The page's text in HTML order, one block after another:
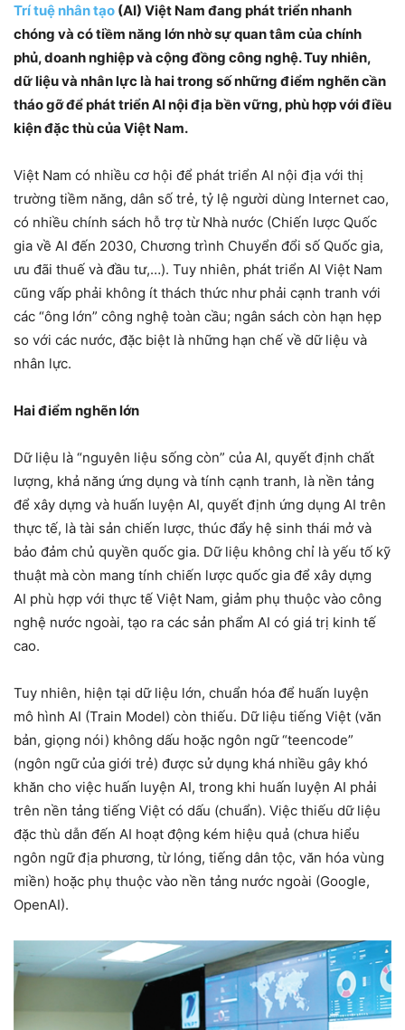
Trí tuệ nhân tạo (AI) Việt Nam đang phát triển nhanh
chóng và có tiềm năng lớn nhờ sự quan tâm của chính
phủ, doanh nghiệp và cộng đồng công nghệ. Tuy nhiên,
dữ liệu và nhân lực là hai trong số những điểm nghẽn cần
tháo gỡ để phát triển AI nội địa bền vững, phù hợp với điều
kiện đặc thù của Việt Nam.
Việt Nam có nhiều cơ hội để phát triển AI nội địa với thị
trường tiềm năng, dân số trẻ, tỷ lệ người dùng Internet cao,
có nhiều chính sách hỗ trợ từ Nhà nước (Chiến lược Quốc
gia về AI đến 2030, Chương trình Chuyển đổi số Quốc gia,
ưu đãi thuế và đầu tư,…). Tuy nhiên, phát triển AI Việt Nam
cũng vấp phải không ít thách thức như phải cạnh tranh với
các “ông lớn” công nghệ toàn cầu; ngân sách còn hạn hẹp
so với các nước, đặc biệt là những hạn chế về dữ liệu và
nhân lực.
Hai điểm nghẽn lớn
Dữ liệu là “nguyên liệu sống còn” của AI, quyết định chất
lượng, khả năng ứng dụng và tính cạnh tranh, là nền tảng
để xây dựng và huấn luyện AI, quyết định ứng dụng AI trên
thực tế, là tài sản chiến lược, thúc đẩy hệ sinh thái mở và
bảo đảm chủ quyền quốc gia. Dữ liệu không chỉ là yếu tố kỹ
thuật mà còn mang tính chiến lược quốc gia để xây dựng
AI phù hợp với thực tế Việt Nam, giảm phụ thuộc vào công
nghệ nước ngoài, tạo ra các sản phẩm AI có giá trị kinh tế
cao.
Tuy nhiên, hiện tại dữ liệu lớn, chuẩn hóa để huấn luyện
mô hình AI (Train Model) còn thiếu. Dữ liệu tiếng Việt (văn
bản, giọng nói) không dấu hoặc ngôn ngữ “teencode”
(ngôn ngữ của giới trẻ) được sử dụng khá nhiều gây khó
khăn cho việc huấn luyện AI, trong khi huấn luyện AI phải
trên nền tảng tiếng Việt có dấu (chuẩn). Việc thiếu dữ liệu
đặc thù dẫn đến AI hoạt động kém hiệu quả (chưa hiểu
ngôn ngữ địa phương, từ lóng, tiếng dân tộc, văn hóa vùng
miền) hoặc phụ thuộc vào nền tảng nước ngoài (Google,
OpenAI).